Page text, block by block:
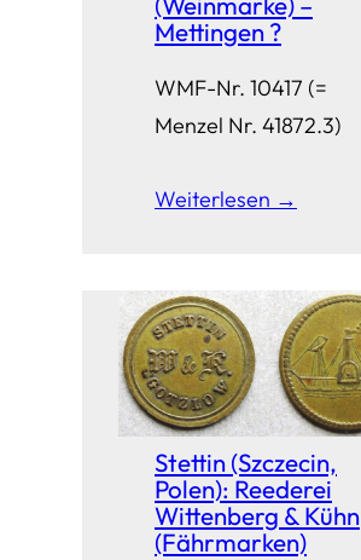
Mettingen ?
WMF-Nr. 10417 (=
Menzel Nr. 41872.3)
Weiterlesen →
Stettin (Szczecin,
Polen): Reederei
Wittenberg & Kühn
(Fährmarken)